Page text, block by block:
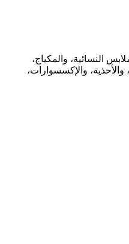
النسائية، والمكياج،
والأحذية، والإكسسوارات،